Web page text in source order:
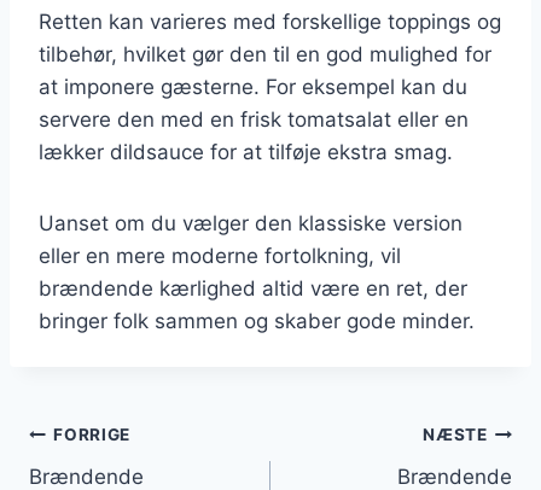
Retten kan varieres med forskellige toppings og
tilbehør, hvilket gør den til en god mulighed for
at imponere gæsterne. For eksempel kan du
servere den med en frisk tomatsalat eller en
lækker dildsauce for at tilføje ekstra smag.
Uanset om du vælger den klassiske version
eller en mere moderne fortolkning, vil
brændende kærlighed altid være en ret, der
bringer folk sammen og skaber gode minder.
Indlægsnavigation
FORRIGE
Brændende
NÆSTE
Brændende